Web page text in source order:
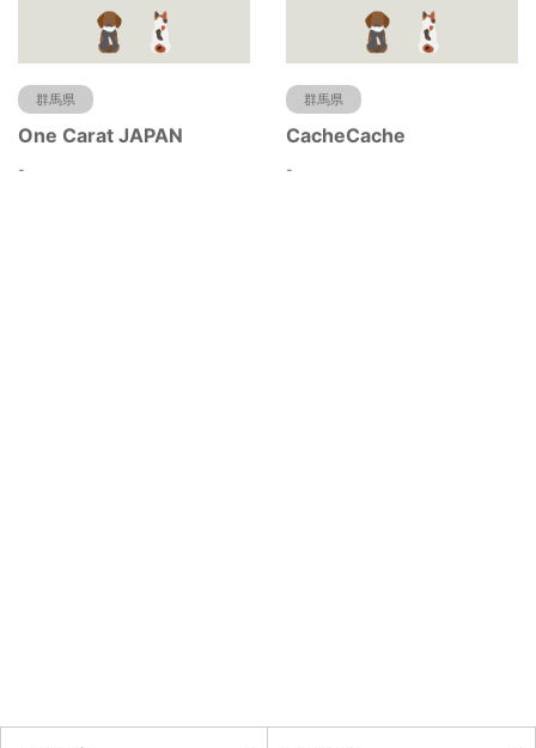
群馬県
One Carat JAPAN
-
群馬県
CacheCache
-